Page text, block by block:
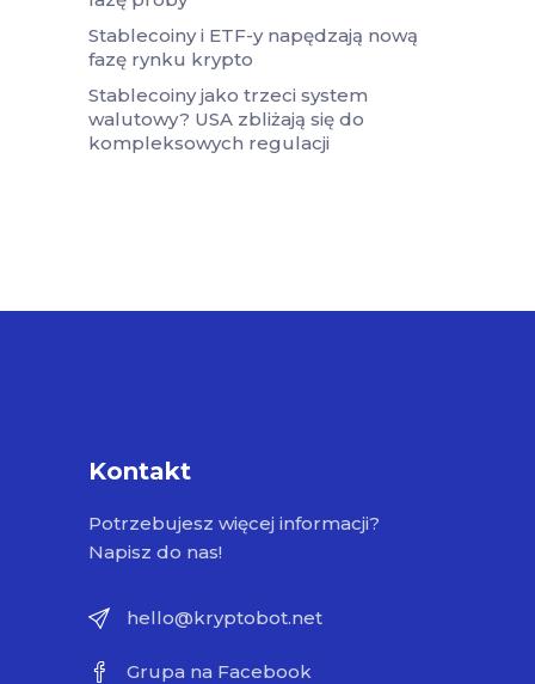
Stablecoiny i ETF-y napędzają nową
fazę rynku krypto
Stablecoiny jako trzeci system
walutowy? USA zbliżają się do
kompleksowych regulacji
Kontakt
Potrzebujesz więcej informacji?
Napisz do nas!
hello@kryptobot.net
Grupa na Facebook